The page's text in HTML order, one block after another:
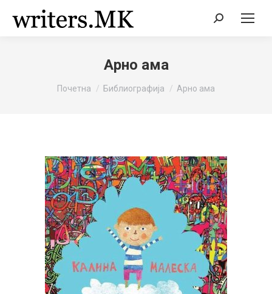
Search:
Арно ама
You are here:
Почетна Библиографија Арно ама